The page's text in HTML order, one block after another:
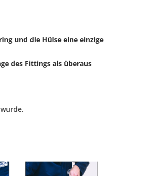
und die Hülse eine einzige
des Fittings als überaus